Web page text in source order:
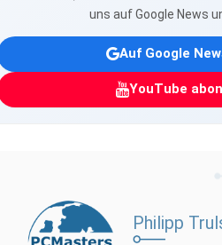
uns auf Google News
Auf Google
YouTube
Philipp